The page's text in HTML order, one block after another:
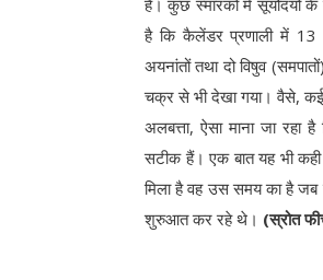
है। कुछ स्मारकों में सूर्योदयों
है कि कैलेंडर प्रणाली में 13
अयनांतों तथा दो विषुव
चक्र से भी देखा गया। वैसे,
अलबत्ता, ऐसा माना जा
सटीक हैं। एक बात यह भी
मिला है वह उस समय का है जब
शुरुआत कर रहे थे। (स्रोत